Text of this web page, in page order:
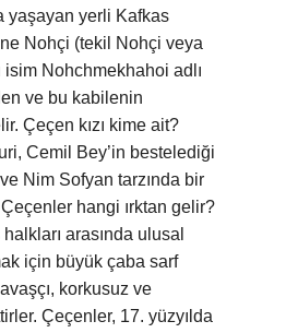
yaşayan yerli Kafkas
Nohçi (tekil Nohçi veya
Nohchmekhahoi adlı
ve bu kabilenin
Çeçen kızı kime ait?
Cemil Bey’in bestelediği
Nim Sofyan tarzında bir
hangi ırktan gelir?
arasında ulusal
için büyük çaba sarf
korkusuz ve
Çeçenler, 17. yüzyılda